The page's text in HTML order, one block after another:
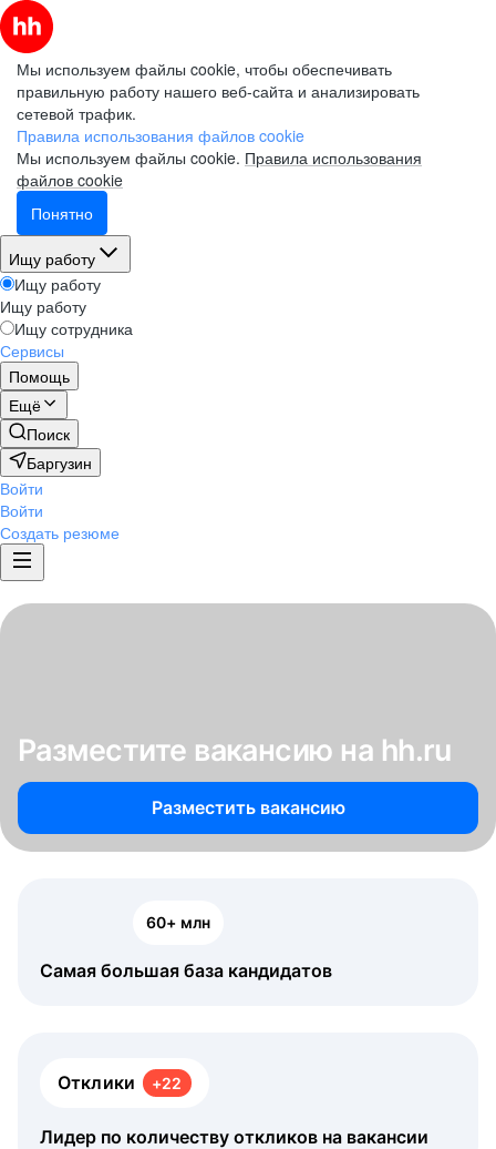
Мы используем файлы cookie, чтобы обеспечивать
правильную работу нашего веб-сайта и анализировать
сетевой трафик.
Правила использования файлов cookie
Мы используем файлы cookie. Правила использования
файлов cookie
Понятно
Ищу работу
Ищу работу
Ищу работу
Ищу сотрудника
Сервисы
Помощь
Ещё
Поиск
Баргузин
Войти
Войти
Создать резюме
Разместите вакансию на hh.ru
Разместить вакансию
60+ млн
Самая большая база кандидатов
Отклики +22
Лидер по количеству откликов на вакансии